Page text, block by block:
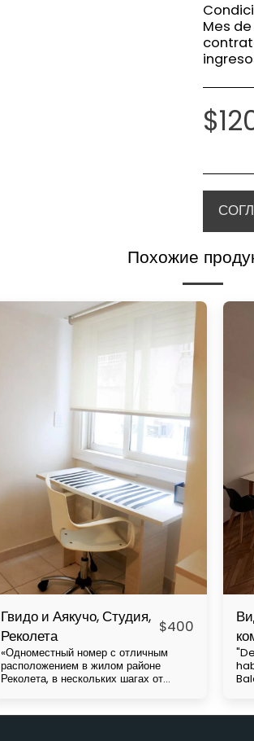
Mes
$
Похожие
Гвидо и Аякучо, Студия,
Реколета
$400
«Одноместный номер с отличным
расположением в жилом районе
Реколета, в нескольких шагах от
Несколько автобусных линий и